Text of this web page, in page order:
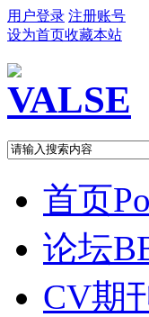
用户登录 注册账号
设为首页收藏本站
首页
论坛
CV期